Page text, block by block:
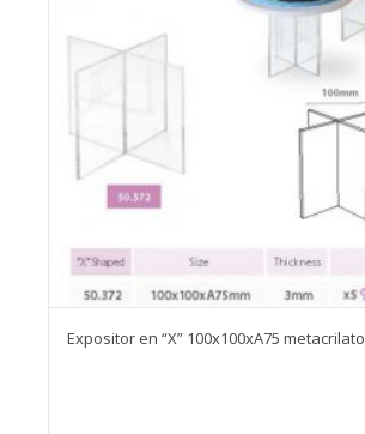
Expositor en “X” 100x100xA75 metacrilato